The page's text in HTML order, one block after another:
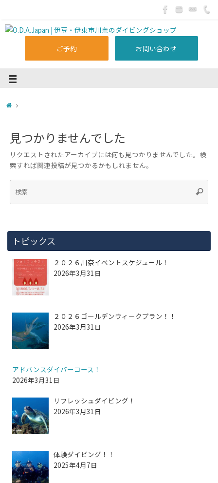
ご予約 お問い合わせ
見つかりませんでした
リクエストされたアーカイブには何も見つかりませんでした。検
索すれば関連投稿が見つかるかもしれません。
トピックス
２０２６川奈イベントスケジュール！
2026年3月31日
２０２６ゴールデンウィークプラン！！
2026年3月31日
アドバンスダイバーコース！
2026年3月31日
リフレッシュダイビング！
2026年3月31日
体験ダイビング！！
2025年4月7日